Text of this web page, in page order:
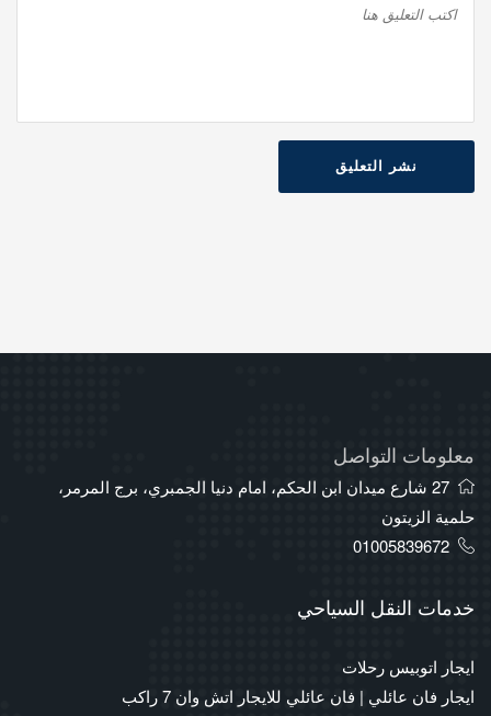
نشر التعليق
معلومات التواصل
27 شارع ميدان ابن الحكم، امام دنيا الجمبري، برج المرمر،
حلمية الزيتون
01005839672
خدمات النقل السياحي
ايجار اتوبيس رحلات
ايجار فان عائلي | فان عائلي للايجار اتش وان 7 راكب